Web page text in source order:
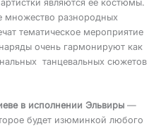
являются ее костюмы.
множество разнородных
тематическое мероприятие
очень гармонируют как
танцевальных сюжетов
в исполнении Эльвиры —
будет изюминкой любого